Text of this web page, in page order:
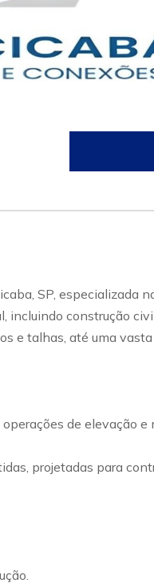
SP, especializada
incluindo construção
e talhas, até uma
de elevação e
projetadas para